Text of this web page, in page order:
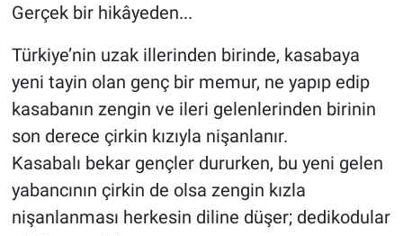
Gerçek bir hikâyeden...
Türkiye’nin uzak illerinden birinde, kasabaya
yeni tayin olan genç bir memur, ne yapıp edip
kasabanın zengin ve ileri gelenlerinden birinin
son derece çirkin kızıyla nişanlanır.
Kasabalı bekar gençler dururken, bu yeni gelen
yabancının çirkin de olsa zengin kızla
nişanlanması herkesin diline düşer; dedikodular
Kütahya
Gezi
Genel
Çevre
Yerel